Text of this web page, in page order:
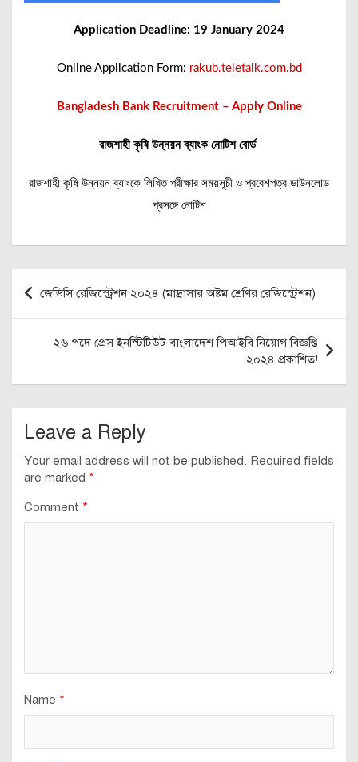
Application Deadline: 19 January 2024
Online Application Form: rakub.teletalk.com.bd
Bangladesh Bank Recruitment – Apply Online
রাজশাহী কৃষি উন্নয়ন ব্যাংক নোটিশ বোর্ড
রাজশাহী কৃষি উন্নয়ন ব্যাংকে লিখিত পরীক্ষার সময়সূচী ও প্রবেশপত্র ডাউনলোড
প্রসঙ্গে নোটিশ
Post
navigation
জেডিসি রেজিস্ট্রেশন ২০২৪ (মাদ্রাসার অষ্টম শ্রেণির রেজিস্ট্রেশন)
২৬ পদে প্রেস ইনস্টিটিউট বাংলাদেশ পিআইবি নিয়োগ বিজ্ঞপ্তি
২০২৪ প্রকাশিত!
Leave a Reply
Your email address will not be published. Required fields
are marked *
Comment *
Name *